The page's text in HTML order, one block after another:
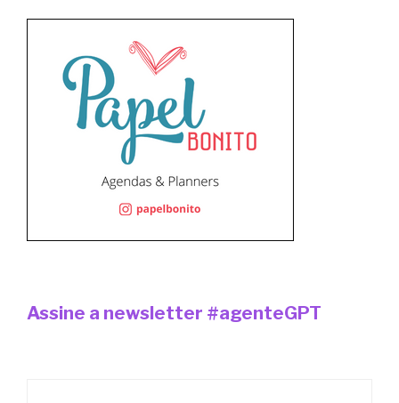
Assine a newsletter #agenteGPT